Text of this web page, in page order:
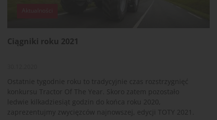
Aktualności
Ciągniki roku 2021
Ostatnie tygodnie roku to tradycyjnie czas rozstrzygnięć
konkursu Tractor Of The Year. Skoro zatem pozostało
ledwie kilkadziesiąt godzin do końca roku 2020,
zaprezentujmy zwycięzców najnowszej, edycji TOTY 2021.